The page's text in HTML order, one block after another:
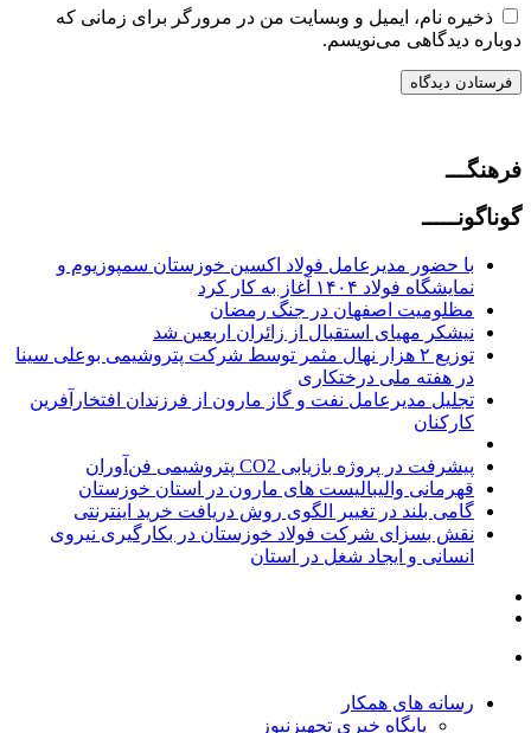
ذخیره نام، ایمیل و وبسایت من در مرورگر برای زمانی که
دوباره دیدگاهی می‌نویسم.
فرهنگـــ
گوناگونـــــ
با حضور مدیرعامل فولاد اکسین خوزستان سمپوزیوم و
نمایشگاه فولاد ۱۴۰۴ آغاز به کار کرد
مظلومیت اصفهان در جنگ رمضان
نیشکر مهیای استقبال از زائران اربعین شد
توزیع ۲ هزار نهال مثمر توسط شرکت پتروشیمی بوعلی سینا
در هفته ملی درختکاری
تجلیل مدیرعامل نفت و گاز مارون از فرزندان افتخارآفرین
کارکنان
پیشرفت در پروژه بازیابی CO2 پتروشیمی فن‌آوران
قهرمانی والیبالیست های مارون در استان خوزستان
گامی بلند در تغییر الگوی روش دریافت خرید اینترنتی
نقش بسزای شرکت فولاد خوزستان در بکارگیری نیروی
انسانی و ایجاد شغل در استان
رسانه های همکار
پایگاه خبری تجهیزنیوز